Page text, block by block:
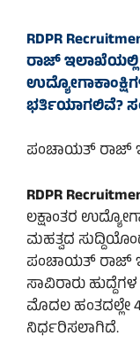
RDPR
ರಾಜ್ ಇಲಾಖೆಯಲ್ಲಿ
ಭರ್ತಿಯಾಗಲಿವೆ?
ಪಂಚಾಯತ್ ರಾಜ್
RDPR
ಲಕ್ಷಾಂತರ
ಮಹತ್ವದ
ಪಂಚಾಯತ್ ರಾಜ್
ಸಾವಿರಾರು
ಮೊದಲ ಹಂತದಲ್ಲೇ
ನಿರ್ಧರಿಸಲಾಗಿದೆ.